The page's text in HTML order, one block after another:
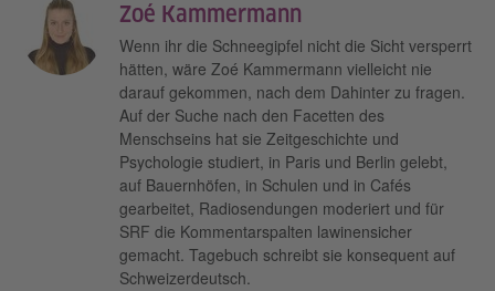
Zoé Kammermann
Wenn ihr die Schneegipfel nicht die Sicht versperrt
hätten, wäre Zoé Kammermann vielleicht nie
darauf gekommen, nach dem Dahinter zu fragen.
Auf der Suche nach den Facetten des
Menschseins hat sie Zeitgeschichte und
Psychologie studiert, in Paris und Berlin gelebt,
auf Bauernhöfen, in Schulen und in Cafés
gearbeitet, Radiosendungen moderiert und für
SRF die Kommentarspalten lawinensicher
gemacht. Tagebuch schreibt sie konsequent auf
Schweizerdeutsch.